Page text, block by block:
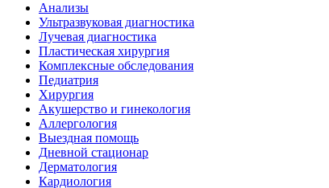
Анализы
Ультразвуковая диагностика
Лучевая диагностика
Пластическая хирургия
Комплексные обследования
Педиатрия
Хирургия
Акушерство и гинекология
Аллергология
Выездная помощь
Дневной стационар
Дерматология
Кардиология